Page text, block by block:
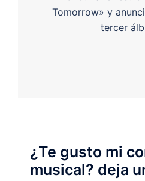
Tomorrow» y
tercer
¿Te gusto mi
musical? deja